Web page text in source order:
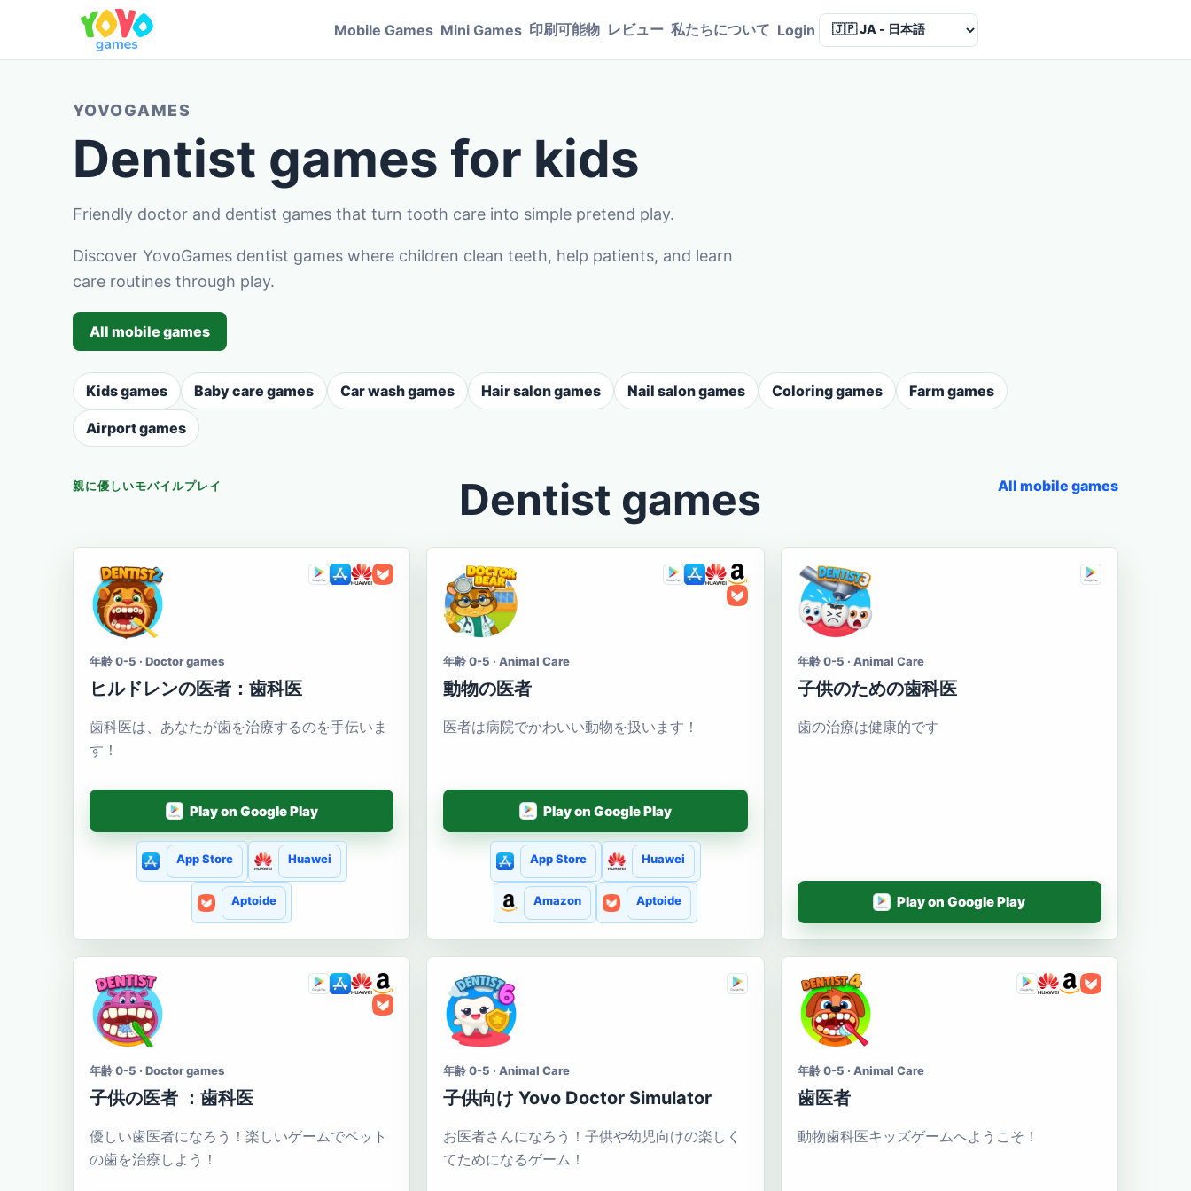
Mobile Games Mini Games 印刷可能物 レビュー 私たちについて Login Language
YOVOGAMES
Dentist games for kids
Friendly doctor and dentist games that turn tooth care into simple pretend play.
Discover YovoGames dentist games where children clean teeth, help patients, and learn
care routines through play.
All mobile games
Kids games Baby care games Car wash games Hair salon games Nail salon games Coloring games Farm games
Airport games
親に優しいモバイルプレイ Dentist games All mobile games
年齢 0-5 · Doctor games
ヒルドレンの医者：歯科医
歯科医は、あなたが歯を治療するのを手伝いま
す！
Play on Google Play
App Store Huawei
Aptoide
年齢 0-5 · Animal Care
動物の医者
医者は病院でかわいい動物を扱います！
Play on Google Play
App Store Huawei
Amazon Aptoide
年齢 0-5 · Animal Care
子供のための歯科医
歯の治療は健康的です
Play on Google Play
年齢 0-5 · Doctor games
子供の医者 ：歯科医
優しい歯医者になろう！楽しいゲームでペット
の歯を治療しよう！
年齢 0-5 · Animal Care
子供向け Yovo Doctor Simulator
お医者さんになろう！子供や幼児向けの楽しく
てためになるゲーム！
年齢 0-5 · Animal Care
歯医者
動物歯科医キッズゲームへようこそ！